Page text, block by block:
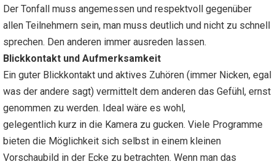
Der Tonfall muss angemessen und respektvoll gegenüber
allen Teilnehmern sein, man muss deutlich und nicht zu schnell
sprechen. Den anderen immer ausreden lassen.
Blickkontakt und Aufmerksamkeit
Ein guter Blickkontakt und aktives Zuhören (immer Nicken, egal
was der andere sagt) vermittelt dem anderen das Gefühl, ernst
genommen zu werden. Ideal wäre es wohl,
gelegentlich kurz in die Kamera zu gucken. Viele Programme
bieten die Möglichkeit sich selbst in einem kleinen
Vorschaubild in der Ecke zu betrachten. Wenn man das